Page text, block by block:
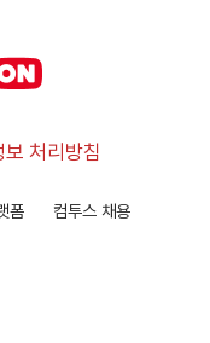
보 처리방침
폼 컴투스 채용